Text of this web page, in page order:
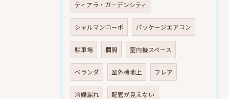
ティアラ・ガーデンシティ
シャルマンコーポ パッケージエアコン
駐車場 欄間 室内機スペース
ベランダ 室外機地上 フレア
冷媒漏れ 配管が見えない